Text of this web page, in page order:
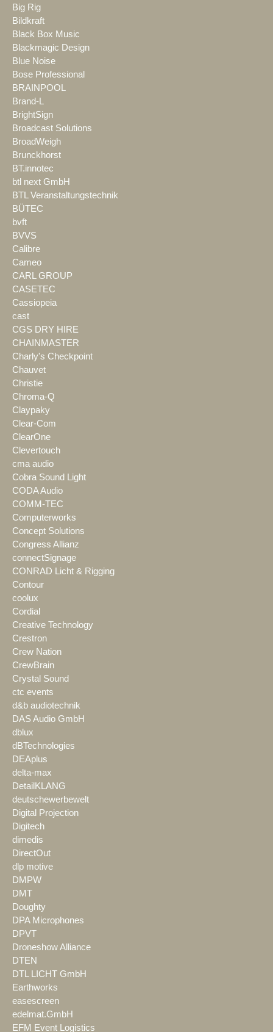
Big Rig
Bildkraft
Black Box Music
Blackmagic Design
Blue Noise
Bose Professional
BRAINPOOL
Brand-L
BrightSign
Broadcast Solutions
BroadWeigh
Brunckhorst
BT.innotec
btl next GmbH
BTL Veranstaltungstechnik
BÜTEC
bvft
BVVS
Calibre
Cameo
CARL GROUP
CASETEC
Cassiopeia
cast
CGS DRY HIRE
CHAINMASTER
Charly's Checkpoint
Chauvet
Christie
Chroma-Q
Claypaky
Clear-Com
ClearOne
Clevertouch
cma audio
Cobra Sound Light
CODA Audio
COMM-TEC
Computerworks
Concept Solutions
Congress Allianz
connectSignage
CONRAD Licht & Rigging
Contour
coolux
Cordial
Creative Technology
Crestron
Crew Nation
CrewBrain
Crystal Sound
ctc events
d&b audiotechnik
DAS Audio GmbH
dblux
dBTechnologies
DEAplus
delta-max
DetailKLANG
deutschewerbewelt
Digital Projection
Digitech
dimedis
DirectOut
dlp motive
DMPW
DMT
Doughty
DPA Microphones
DPVT
Droneshow Alliance
DTEN
DTL LICHT GmbH
Earthworks
easescreen
edelmat.GmbH
EFM Event Logistics